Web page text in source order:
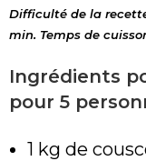
Difficulté de la
min. Temps de
Ingrédients
pour 5
1 kg de